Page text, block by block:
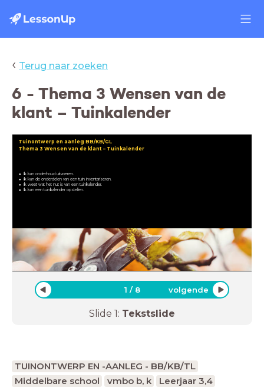
‹ Terug naar zoeken
6 - Thema 3 Wensen van de
klant – Tuinkalender
Ik kan onderhoud uitvoeren.
Ik kan de onderdelen van een tuin inventariseren.
Ik weet wat het nut is van een tuinkalender.
Ik kan een tuinkalender opstellen.
Tuinontwerp en aanleg BB/KB/GL
Thema 3 Wensen van de klant – Tuinkalender
1 / 8 volgende
Slide 1: Tekstslide
TUINONTWERP EN -AANLEG - BB/KB/TL
Middelbare school
vmbo b, k Leerjaar 3,4